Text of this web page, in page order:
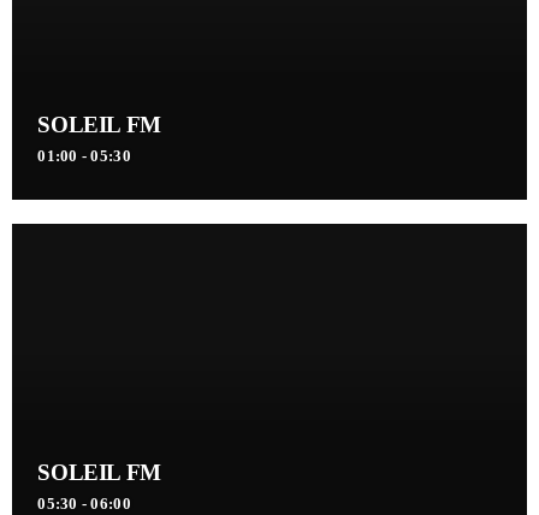
SOLEIL FM
01:00 - 05:30
SOLEIL FM
05:30 - 06:00